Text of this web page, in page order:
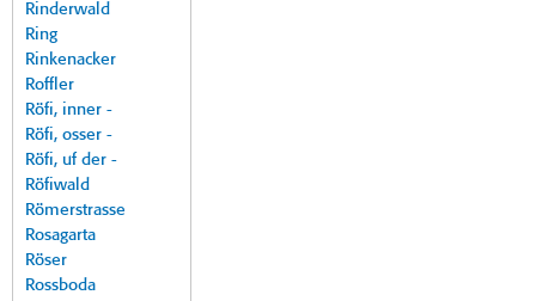
Rinderwald
Ring
Rinkenacker
Roffler
Röfi, inner -
Röfi, osser -
Röfi, uf der -
Röfiwald
Römerstrasse
Rosagarta
Röser
Rossboda